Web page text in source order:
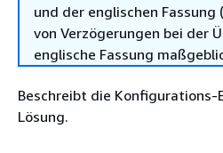
und der englischen
von Verzögerungen bei der
englische Fassung
Beschreibt die
Lösung.